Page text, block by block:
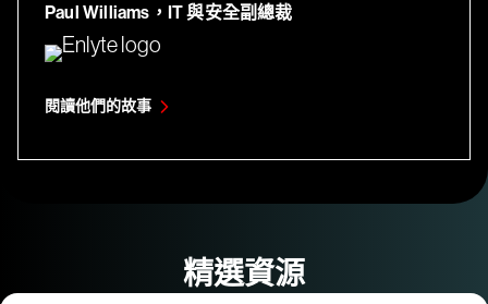
Paul Williams，IT 與安全副總裁
閱讀他們的故事
精選資源